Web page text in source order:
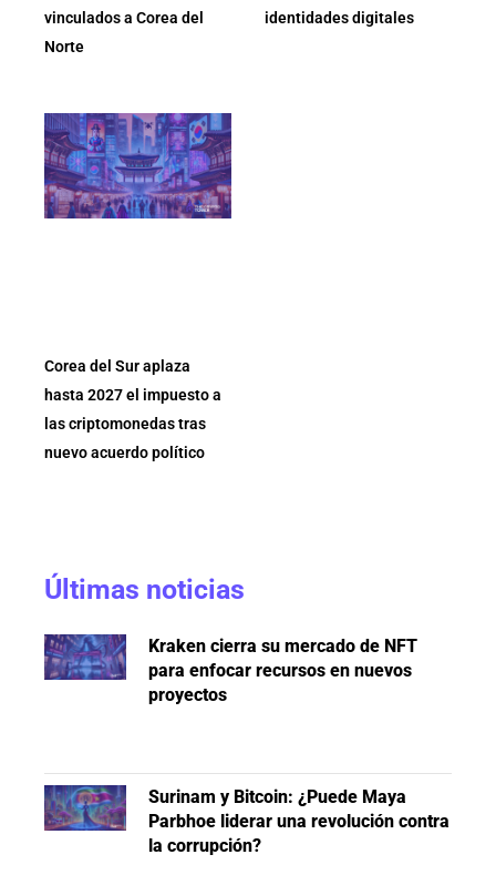
vinculados a Corea del
Norte
identidades digitales
Corea del Sur aplaza
hasta 2027 el impuesto a
las criptomonedas tras
nuevo acuerdo político
Últimas noticias
Kraken cierra su mercado de NFT
para enfocar recursos en nuevos
proyectos
Surinam y Bitcoin: ¿Puede Maya
Parbhoe liderar una revolución contra
la corrupción?